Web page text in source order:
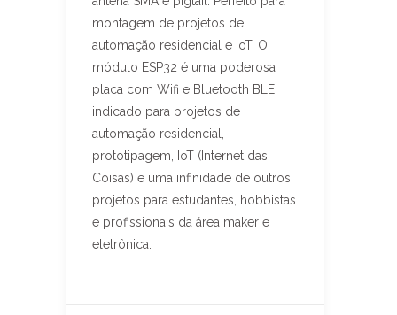
montagem de projetos de
automação residencial e IoT. O
módulo ESP32 é uma poderosa
placa com Wifi e Bluetooth BLE,
indicado para projetos de
automação residencial,
prototipagem, IoT (Internet das
Coisas) e uma infinidade de outros
projetos para estudantes, hobbistas
e profissionais da área maker e
eletrônica.